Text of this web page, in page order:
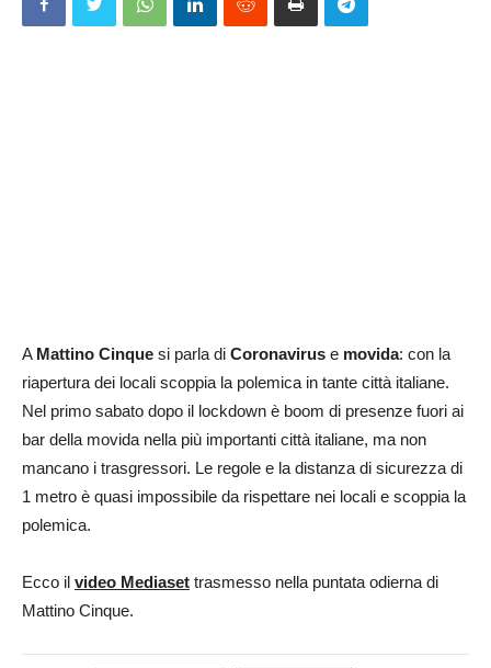
A Mattino Cinque si parla di Coronavirus e movida: con la
riapertura dei locali scoppia la polemica in tante città italiane.
Nel primo sabato dopo il lockdown è boom di presenze fuori ai
bar della movida nella più importanti città italiane, ma non
mancano i trasgressori. Le regole e la distanza di sicurezza di
1 metro è quasi impossibile da rispettare nei locali e scoppia la
polemica.
Ecco il video Mediaset trasmesso nella puntata odierna di
Mattino Cinque.